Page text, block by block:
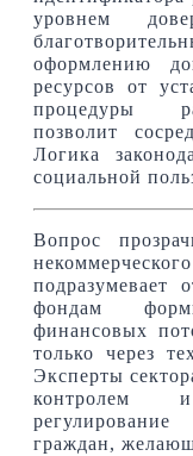
уровнем
оформлению
ресурсов от
процедуры
позволит
Логика
социальной
Вопрос
подразумевает
фондам
финансовых
только через
Эксперты
контролем
граждан,